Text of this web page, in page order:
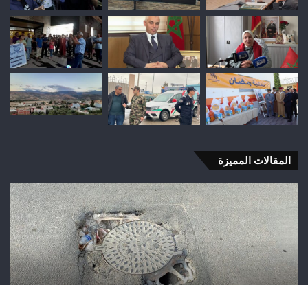
المقالات المميزة
شباب
رأس
أجيري
يحقق
إنجازاً
تاريخياً
بالصعود